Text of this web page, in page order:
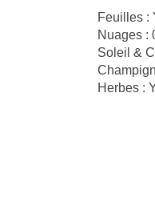
Feuilles :
Nuages :
Soleil &
Herbes :